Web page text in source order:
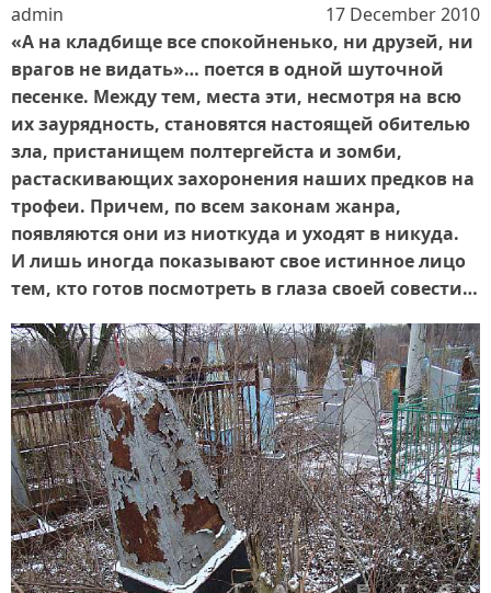
admin
17 December 2010
«А на кладбище все спокойненько, ни друзей, ни
врагов не видать»… поется в одной шуточной
песенке. Между тем, места эти, несмотря на всю
их заурядность, становятся настоящей обителью
зла, пристанищем полтергейста и зомби,
растаскивающих захоронения наших предков на
трофеи. Причем, по всем законам жанра,
появляются они из ниоткуда и уходят в никуда.
И лишь иногда показывают свое истинное лицо
тем, кто готов посмотреть в глаза своей совести…